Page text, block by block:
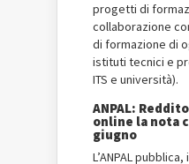
progetti di
collaborazione
di formazione di
istituti tecnici e
ITS e università).
ANPAL:
online la nota
giugno
L’ANPAL